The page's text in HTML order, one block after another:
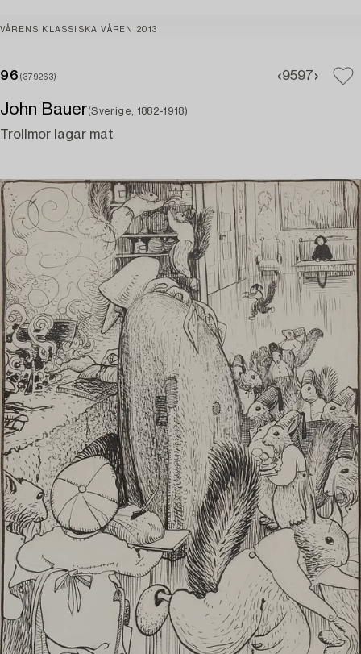
VÅRENS KLASSISKA VÅREN 2013
96 (379263) 9597
John Bauer(Sverige, 1882-1918)
Trollmor lagar mat